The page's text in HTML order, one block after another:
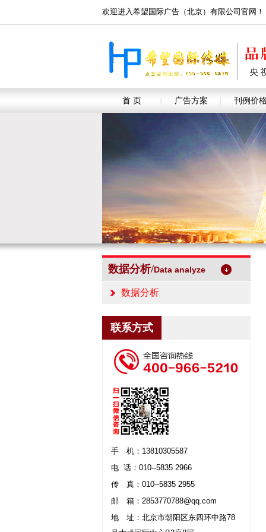
欢迎进入希望国际广告（北京）有限公司官网！
首 页 广告方案 刊例价
数据分析/Data analyze
数据分析
联系方式
手
机：13810305587
电 话：010--5835 2966
传
真：010--5835 2955
邮
箱： 2853770788@qq.com
地
址：北京市朝阳区东四环中路78